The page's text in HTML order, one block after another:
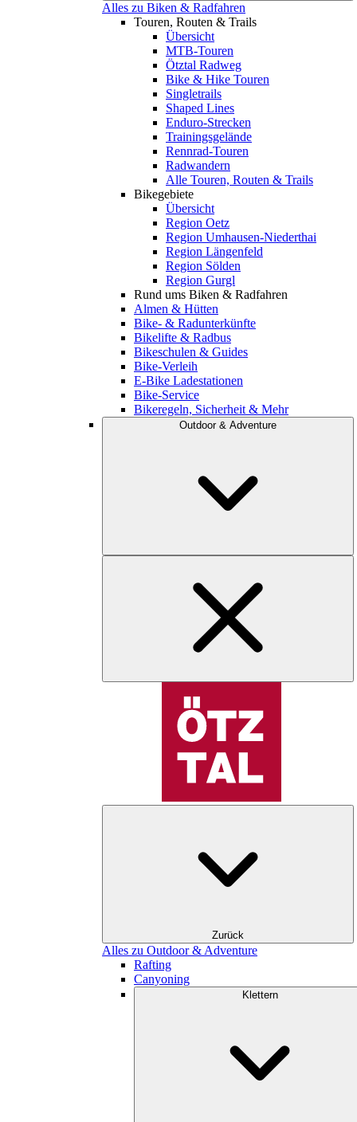
Alles zu Biken & Radfahren
Touren, Routen & Trails
Übersicht
MTB-Touren
Ötztal Radweg
Bike & Hike Touren
Singletrails
Shaped Lines
Enduro-Strecken
Trainingsgelände
Rennrad-Touren
Radwandern
Alle Touren, Routen & Trails
Bikegebiete
Übersicht
Region Oetz
Region Umhausen-Niederthai
Region Längenfeld
Region Sölden
Region Gurgl
Rund ums Biken & Radfahren
Almen & Hütten
Bike- & Radunterkünfte
Bikelifte & Radbus
Bikeschulen & Guides
Bike-Verleih
E-Bike Ladestationen
Bike-Service
Bikeregeln, Sicherheit & Mehr
Outdoor & Adventure
Zurück
Alles zu Outdoor & Adventure
Rafting
Canyoning
Klettern